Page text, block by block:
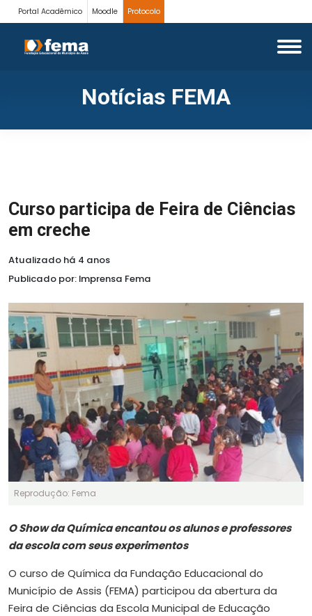
Portal Acadêmico Moodle Protocolo
Notícias FEMA
Curso participa de Feira de Ciências
em creche
Atualizado há 4 anos
Publicado por: Imprensa Fema
Reprodução: Fema
O Show da Química encantou os alunos e professores
da escola com seus experimentos
O curso de Química da Fundação Educacional do
Município de Assis (FEMA) participou da abertura da
Feira de Ciências da Escola Municipal de Educação